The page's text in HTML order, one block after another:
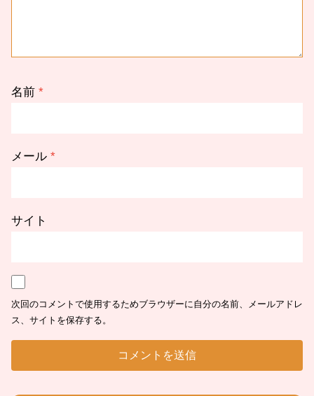
名前 *
メール *
サイト
次回のコメントで使用するためブラウザーに自分の名前、メールアドレ
ス、サイトを保存する。